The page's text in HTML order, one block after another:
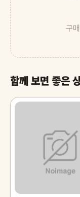
구
함께 보면 좋은